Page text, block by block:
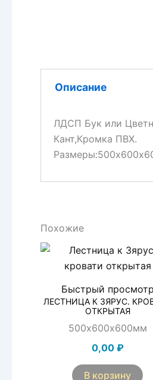
Описание
ЛДСП Бук или
Кант,Кромка ПВХ.
Похожие
Быстрый просмотр
ЛЕСТНИЦА К 3ЯРУС.
ОТКРЫТАЯ
500х600х600мм
0,00 ₽
В корзину